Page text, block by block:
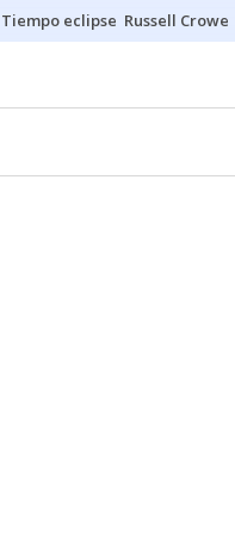
Tiempo eclipse Russell Crowe